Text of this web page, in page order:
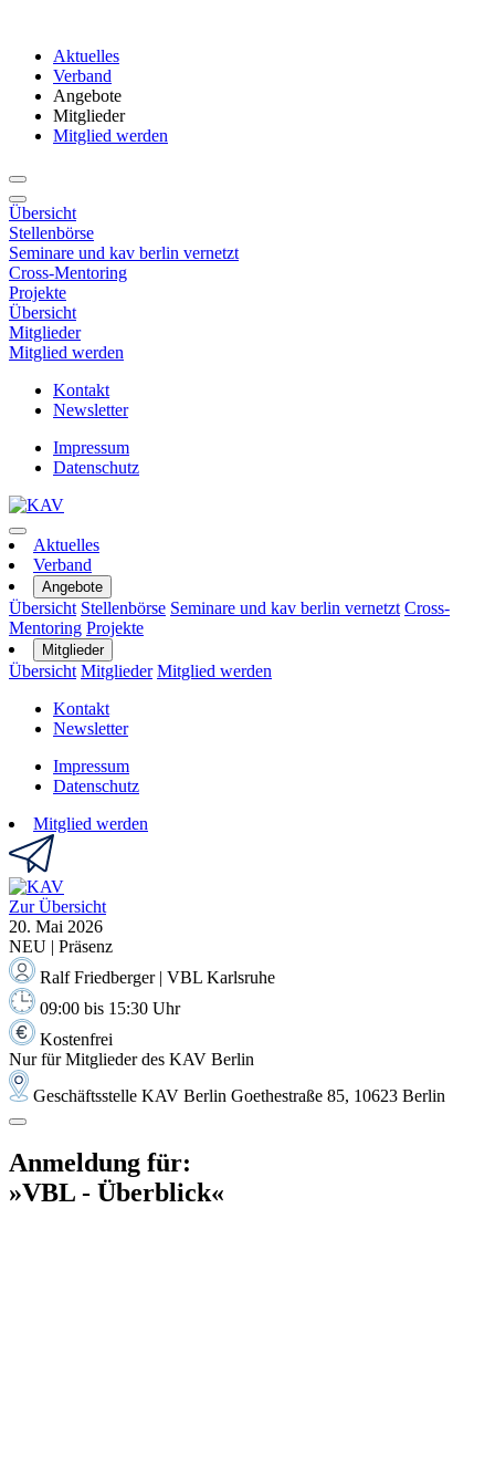
Aktuelles
Verband
Angebote
Mitglieder
Mitglied werden
Übersicht
Stellenbörse
Seminare und kav berlin vernetzt
Cross-Mentoring
Projekte
Übersicht
Mitglieder
Mitglied werden
Kontakt
Newsletter
Impressum
Datenschutz
Aktuelles
Verband
Angebote
Übersicht Stellenbörse Seminare und kav berlin vernetzt Cross-
Mentoring Projekte
Mitglieder
Übersicht Mitglieder Mitglied werden
Kontakt
Newsletter
Impressum
Datenschutz
Mitglied werden
Zur Übersicht
20. Mai 2026
NEU | Präsenz
Ralf Friedberger | VBL Karlsruhe
09:00 bis 15:30 Uhr
Kostenfrei
Nur für Mitglieder des KAV Berlin
Geschäftsstelle KAV Berlin Goethestraße 85, 10623 Berlin
Anmeldung für:
»VBL - Überblick«